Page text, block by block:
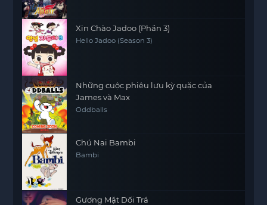
Xin Chào Jadoo (Phần 3)
Hello Jadoo (Season 3)
Những cuộc phiêu lưu kỳ quặc của
James và Max
Oddballs
Chú Nai Bambi
Bambi
Gương Mặt Dối Trá